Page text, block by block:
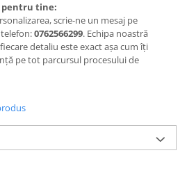
pentru tine:
scrie-ne un mesaj pe
0762566299. Echipa noastră
detaliu este exact așa cum îți
pe tot parcursul procesului de